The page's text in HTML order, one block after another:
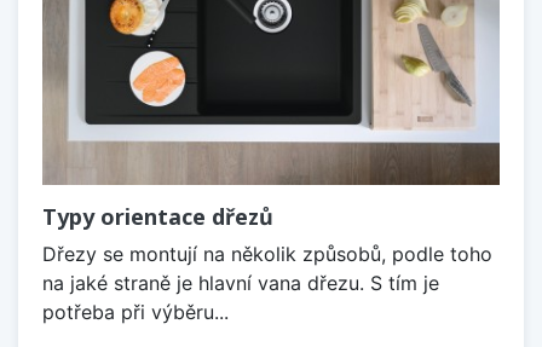
Typy orientace dřezů
Dřezy se montují na několik způsobů, podle toho
na jaké straně je hlavní vana dřezu. S tím je
potřeba při výběru...